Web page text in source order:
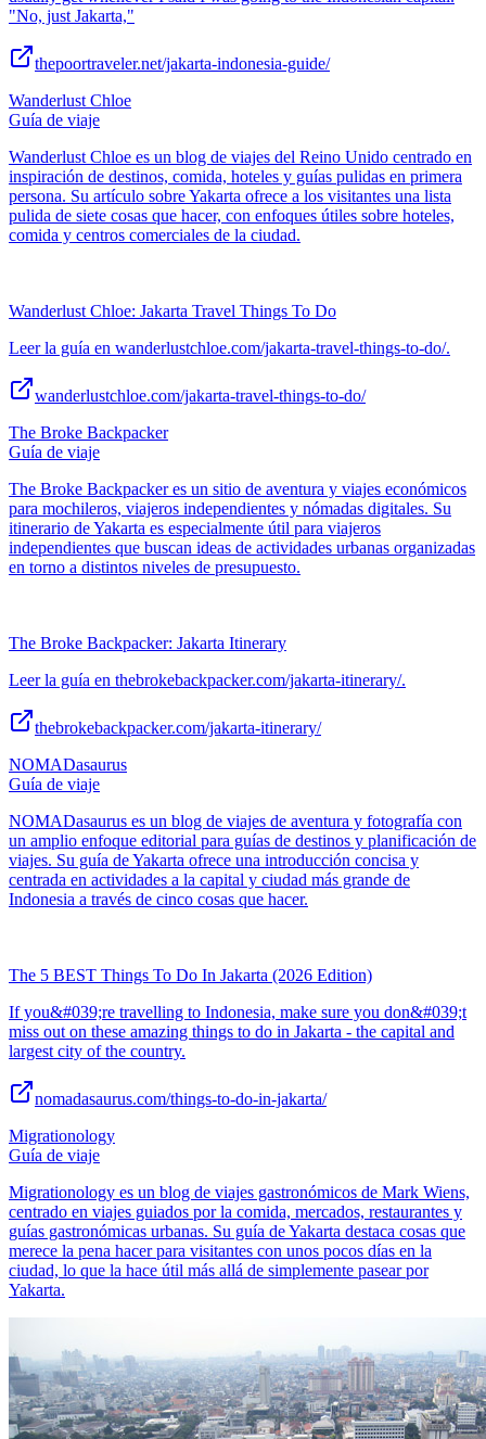
"No, just Jakarta,"
thepoortraveler.net/jakarta-indonesia-guide/
Wanderlust Chloe
Guía de viaje
Wanderlust Chloe es un blog de viajes del Reino Unido centrado en
inspiración de destinos, comida, hoteles y guías pulidas en primera
persona. Su artículo sobre Yakarta ofrece a los visitantes una lista
pulida de siete cosas que hacer, con enfoques útiles sobre hoteles,
comida y centros comerciales de la ciudad.
Wanderlust Chloe: Jakarta Travel Things To Do
Leer la guía en wanderlustchloe.com/jakarta-travel-things-to-do/.
wanderlustchloe.com/jakarta-travel-things-to-do/
The Broke Backpacker
Guía de viaje
The Broke Backpacker es un sitio de aventura y viajes económicos
para mochileros, viajeros independientes y nómadas digitales. Su
itinerario de Yakarta es especialmente útil para viajeros
independientes que buscan ideas de actividades urbanas organizadas
en torno a distintos niveles de presupuesto.
The Broke Backpacker: Jakarta Itinerary
Leer la guía en thebrokebackpacker.com/jakarta-itinerary/.
thebrokebackpacker.com/jakarta-itinerary/
NOMADasaurus
Guía de viaje
NOMADasaurus es un blog de viajes de aventura y fotografía con
un amplio enfoque editorial para guías de destinos y planificación de
viajes. Su guía de Yakarta ofrece una introducción concisa y
centrada en actividades a la capital y ciudad más grande de
Indonesia a través de cinco cosas que hacer.
The 5 BEST Things To Do In Jakarta (2026 Edition)
If you&#039;re travelling to Indonesia, make sure you don&#039;t
miss out on these amazing things to do in Jakarta - the capital and
largest city of the country.
nomadasaurus.com/things-to-do-in-jakarta/
Migrationology
Guía de viaje
Migrationology es un blog de viajes gastronómicos de Mark Wiens,
centrado en viajes guiados por la comida, mercados, restaurantes y
guías gastronómicas urbanas. Su guía de Yakarta destaca cosas que
merece la pena hacer para visitantes con unos pocos días en la
ciudad, lo que la hace útil más allá de simplemente pasear por
Yakarta.